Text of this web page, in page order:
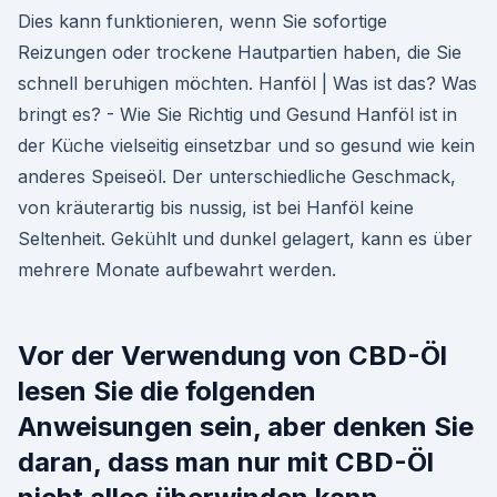
Dies kann funktionieren, wenn Sie sofortige
Reizungen oder trockene Hautpartien haben, die Sie
schnell beruhigen möchten. Hanföl | Was ist das? Was
bringt es? - Wie Sie Richtig und Gesund Hanföl ist in
der Küche vielseitig einsetzbar und so gesund wie kein
anderes Speiseöl. Der unterschiedliche Geschmack,
von kräuterartig bis nussig, ist bei Hanföl keine
Seltenheit. Gekühlt und dunkel gelagert, kann es über
mehrere Monate aufbewahrt werden.
Vor der Verwendung von CBD-Öl
lesen Sie die folgenden
Anweisungen sein, aber denken Sie
daran, dass man nur mit CBD-Öl